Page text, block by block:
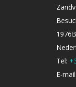
Tel:
E-mail: